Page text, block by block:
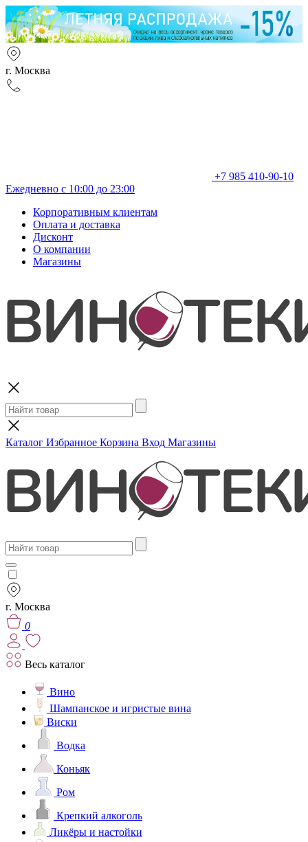
г. Москва
+7 985 410-90-10
Ежедневно с 10:00 до 23:00
Корпоративным клиентам
Оплата и доставка
Дисконт
О компании
Магазины
Каталог Избранное Корзина Вход Магазины
г. Москва
0
Весь каталог
Вино
Шампанское и игристые вина
Виски
Водка
Коньяк
Ром
Крепкий алкоголь
Ликёры и настойки